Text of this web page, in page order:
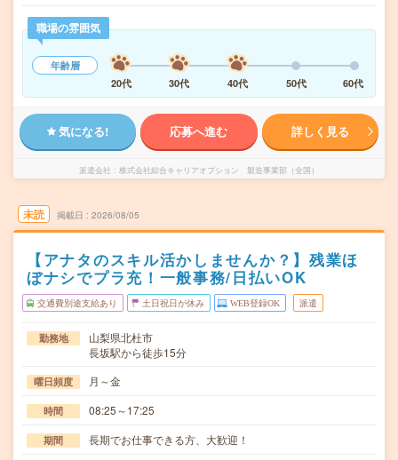
職場の雰囲気
年齢層
20代
30代 40代 50代 60代
気になる! 応募へ進む 詳しく見る
派遣会社 株式会社綜合キャリアオプション 製造事業部（全国）
未読 掲載日 2026/08/05
【アナタのスキル活かしませんか？】残業ほ
ぼナシでプラ充！一般事務/日払いOK
交通費別途支給あり 土日祝日が休み WEB登録OK 派遣
勤務地
山梨県北杜市
長坂駅から徒歩15分
曜日頻度 月～金
時間 08:25～17:25
期間 長期でお仕事できる方、大歓迎！